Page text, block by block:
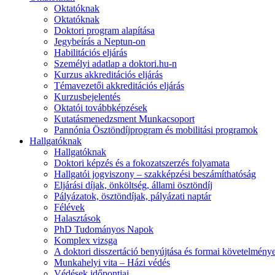
Oktatóknak
Oktatóknak
Doktori program alapítása
Jegybeírás a Neptun-on
Habilitációs eljárás
Személyi adatlap a doktori.hu-n
Kurzus akkreditációs eljárás
Témavezetői akkreditációs eljárás
Kurzusbejelentés
Oktatói továbbképzések
Kutatásmenedzsment Munkacsoport
Pannónia Ösztöndíjprogram és mobilitási programok
Hallgatóknak
Hallgatóknak
Doktori képzés és a fokozatszerzés folyamata
Hallgatói jogviszony – szakképzési beszámíthatóság
Eljárási díjak, önköltség, állami ösztöndíj
Pályázatok, ösztöndíjak, pályázati naptár
Félévek
Halasztások
PhD Tudományos Napok
Komplex vizsga
A doktori disszertáció benyújtása és formai
Munkahelyi vita – Házi védés